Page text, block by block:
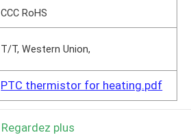
CCC RoHS
T/T, Western Union,
PTC thermistor for heating.pdf
Regardez plus